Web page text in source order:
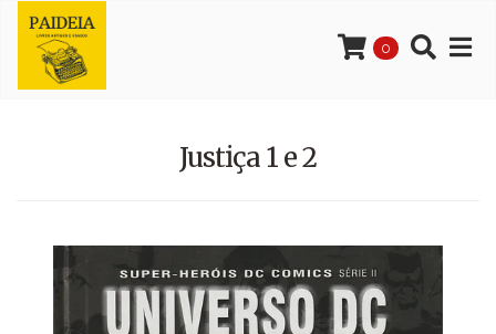
0
Justiça 1 e 2